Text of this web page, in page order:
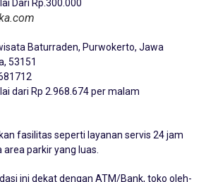
Baturraden, Purwokerto, Jawa
53151
dari Rp 2.968.674 per malam
fasilitas seperti layanan servis 24 jam
parkir yang luas.
ini dekat dengan ATM/Bank, toko oleh-